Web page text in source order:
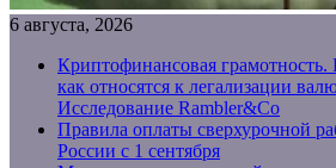
6 августа, 2026
Криптофинансовая грамотность.
как относятся к легализации
Исследование Rambler&Co
Правила оплаты сверхурочной
России с 1 сентября